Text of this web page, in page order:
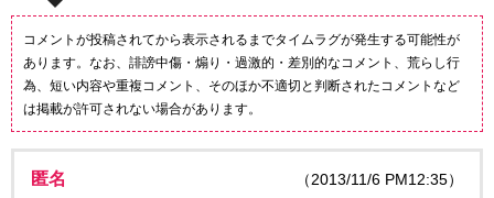
コメントが投稿されてから表示されるまでタイムラグが発生する可能性が
あります。なお、誹謗中傷・煽り・過激的・差別的なコメント、荒らし行
為、短い内容や重複コメント、そのほか不適切と判断されたコメントなど
は掲載が許可されない場合があります。
匿名 （2013/11/6 PM12:35）